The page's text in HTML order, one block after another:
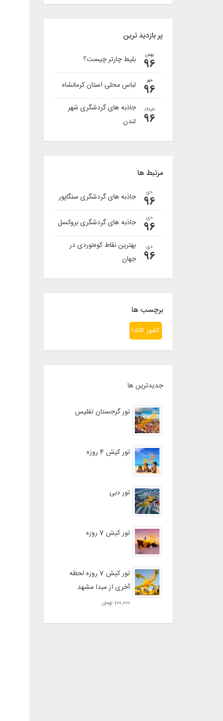
پر بازدید ترین
بهمن
96 بلیط چارتر چیست؟
مهر
96 لباس محلی استان کرمانشاه
خرداد
96
جاذبه های گردشگری شهر
لندن
مرتبط ها
دی
96 جاذبه های گردشگری سنگاپور
دی
96 جاذبه های گردشگری بروکسل
دی
96
بهترین نقاط کوه‌نوردی در
جهان
برچسب ها
کشور کانادا
جدیدترین ها
تور گرجستان تفلیس
تور کیش 4 روزه
تور دبی
تور کیش 7 روزه
تور کیش 7 روزه لحظه
آخری از مبدا مشهد
100,000 تومان